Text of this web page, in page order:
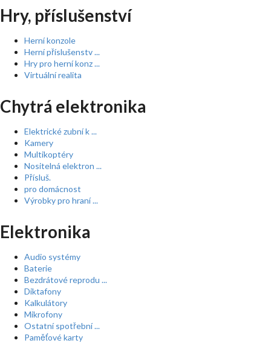
Hry, příslušenství
Herní konzole
Herní příslušenstv ...
Hry pro herní konz ...
Virtuální realita
Chytrá elektronika
Elektrické zubní k ...
Kamery
Multikoptéry
Nositelná elektron ...
Přísluš.
pro domácnost
Výrobky pro hraní ...
Elektronika
Audio systémy
Baterie
Bezdrátové reprodu ...
Diktafony
Kalkulátory
Mikrofony
Ostatní spotřební ...
Paměťové karty